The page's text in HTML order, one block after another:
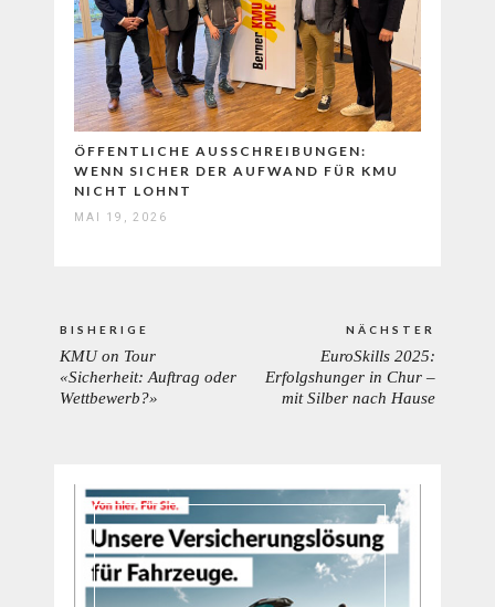
ÖFFENTLICHE AUSSCHREIBUNGEN:
WENN SICHER DER AUFWAND FÜR KMU
NICHT LOHNT
MAI 19, 2026
Navigation
BISHERIGE
PREVIOUS
POST:
KMU on Tour
«Sicherheit: Auftrag oder
Wettbewerb?»
NÄCHSTER
POST:
EuroSkills 2025:
Erfolgshunger in Chur –
mit Silber nach Hause